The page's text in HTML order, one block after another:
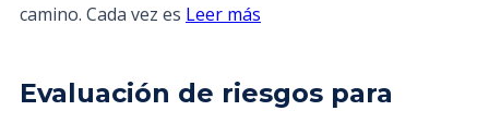
camino. Cada vez es Leer más
Evaluación de riesgos para